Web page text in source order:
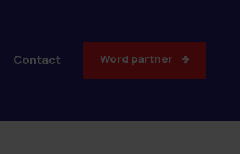
Contact Word partner